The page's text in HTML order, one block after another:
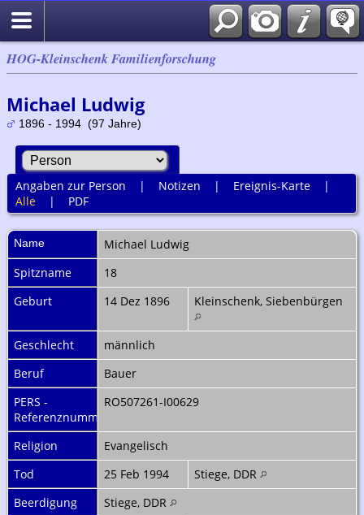
HOG-Kleinschenk Familienforschung
Michael Ludwig
1896 - 1994 (97 Jahre)
Angaben zur Person | Notizen | Ereignis-Karte|
Alle| PDF
Name Michael Ludwig
Spitzname
18
Geburt
14 Dez 1896 Kleinschenk, Siebenbürgen
Geschlecht
männlich
Beruf
Bauer
PERS -
Referenznummer
RO507261-I00629
Religion
Evangelisch
Tod
25 Feb 1994
Stiege, DDR
Beerdigung
Stiege, DDR